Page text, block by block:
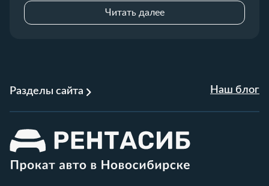
Читать далее
Разделы сайта Наш блог